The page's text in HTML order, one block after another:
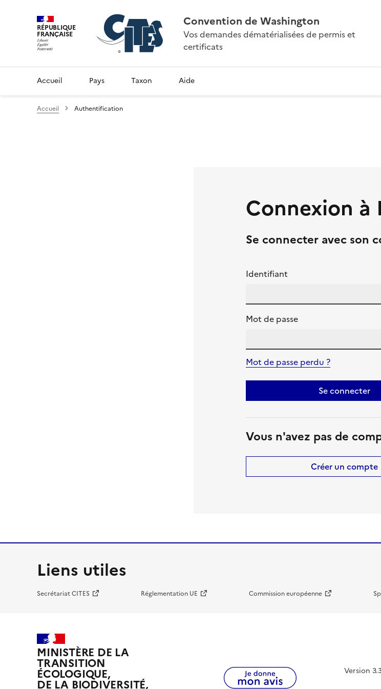
RÉPUBLIQUE
FRANÇAISE
Convention de Washington
Vos demandes dématérialisées de permis et
certificats
Accueil Pays Taxon Aide
Accueil Authentification
Connexion à
Se connecter avec son
Identifiant
Mot de passe
Mot de passe perdu ?
Se connecter
Vous n'avez pas de
Créer un compte
Liens utiles
Secrétariat CITES Réglementation UE Commission européenne
MINISTÈRE DE LA
TRANSITION
ÉCOLOGIQUE,
DE LA BIODIVERSITÉ,
Version